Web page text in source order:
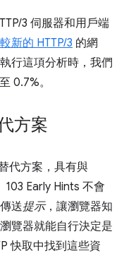
3 伺服器和用戶端
新的 HTTP/3 的網
行這項分析時，我們
0.7%。
方案
代方案，具有與
Early Hints 不會
送提示，讓瀏覽器知
覽器就能自行決定是
快取中找到這些資